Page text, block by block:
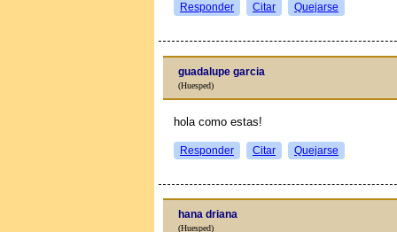
Responder Citar Quejarse
guadalupe garcia
(Huesped)
hola como estas!
Responder Citar Quejarse
hana driana
(Huesped)